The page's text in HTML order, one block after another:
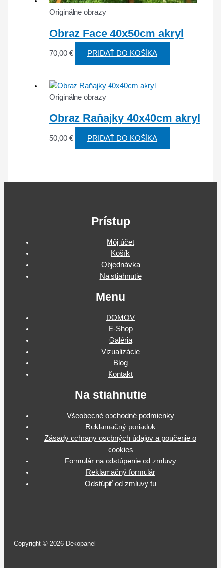
Originálne obrazy
Obraz Face 40x50cm akryl
70,00 € PRIDAŤ DO KOŠÍKA
Originálne obrazy
Obraz Raňajky 40x40cm akryl
50,00 € PRIDAŤ DO KOŠÍKA
Prístup
Môj účet
Košík
Objednávka
Na stiahnutie
Menu
DOMOV
E-Shop
Galéria
Vizualizácie
Blog
Kontakt
Na stiahnutie
Všeobecné obchodné podmienky
Reklamačný poriadok
Zásady ochrany osobných údajov a poučenie o
cookies
Formulár na odstúpenie od zmluvy
Reklamačný formulár
Odstúpiť od zmluvy tu
Copyright © 2026 Dekopanel